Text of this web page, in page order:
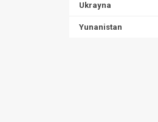
Ukrayna
Yunanistan